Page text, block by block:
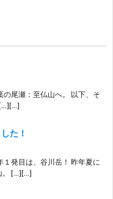
の尾瀬：至仏山へ。 以下、そ
[…][…]
た！
１発目は、谷川岳！ 昨年夏に
。 […][…]